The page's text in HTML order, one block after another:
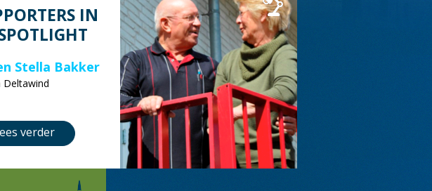
IN
Stella Bakker
Deltawind
verder